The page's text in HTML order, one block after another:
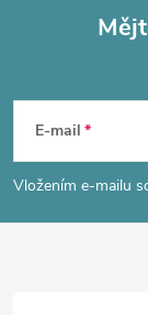
p
E-mail
Vložením e-mailu